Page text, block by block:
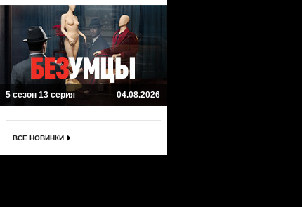
5 сезон 13 серия 04.08.2026
ВСЕ НОВИНКИ